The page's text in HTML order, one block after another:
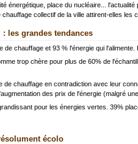
énergétique, place du nucléaire...
collectif de la ville attirent-elles
les grandes tendances
de chauffage et 93 % l'énergie qui
trop chère pour plus de 60% de
chauffage en contradiction avec leur
des prix de l'énergie (malgré
pour les énergies vertes. 39%
écolo